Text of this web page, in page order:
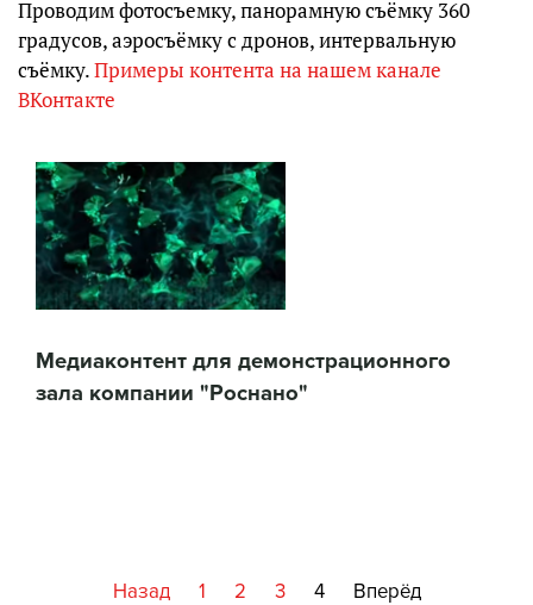
Проводим фотосъемку, панорамную съёмку 360
градусов, аэросъёмку с дронов, интервальную
съёмку.Примеры контента на нашем канале
ВКонтакте
Медиаконтент для демонстрационного
зала компании "Роснано"
Назад 1 2 3 4 Вперёд